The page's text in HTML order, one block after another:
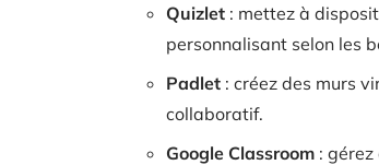
Quizlet : mettez à
personnalisant selon les
Padlet : créez des murs
collaboratif.
Google Classroom :